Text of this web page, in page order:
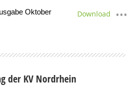
Oktober
Download
der KV Nordrhein